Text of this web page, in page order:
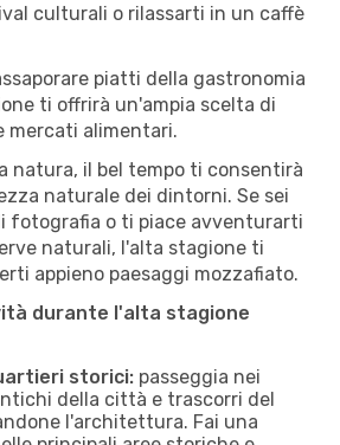
culturali o rilassarti in un caffè
piatti della gastronomia
ti offrirà un'ampia scelta di
mercati alimentari.
natura, il bel tempo ti consentirà
naturale dei dintorni. Se sei
fotografia o ti piace avventurarti
naturali, l'alta stagione ti
appieno paesaggi mozzafiato.
durante l'alta stagione
storici: passeggia nei
della città e trascorri del
l'architettura. Fai una